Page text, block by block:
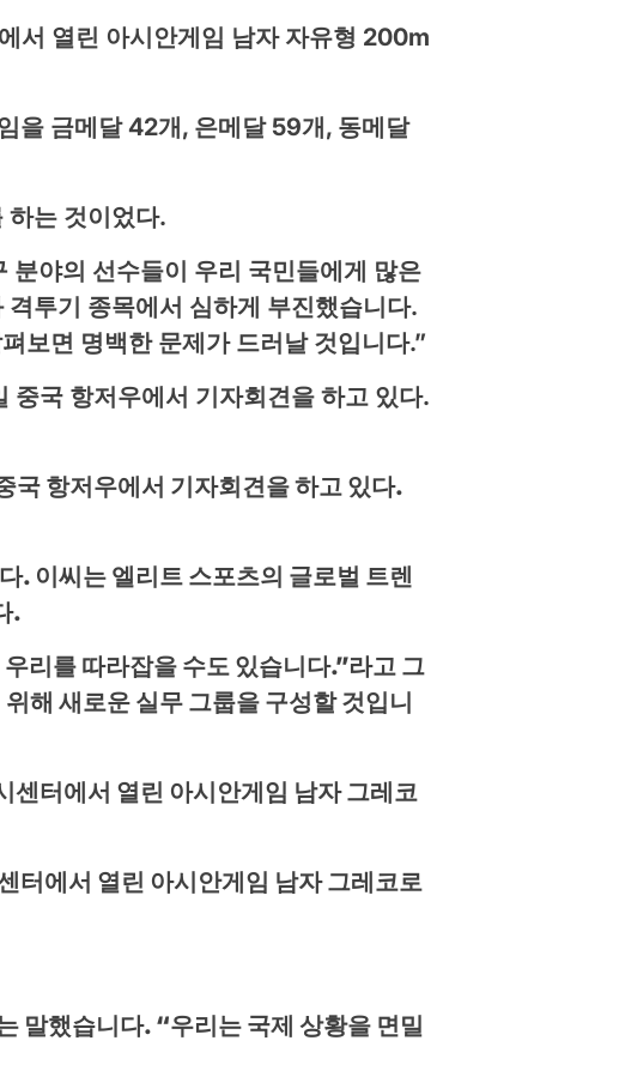
서 열린 아시안게임 남자 자유형 200m
을 금메달 42개, 은메달 59개, 동메달
는 것이었다.
분야의 선수들이 우리 국민들에게 많은
투기 종목에서 심하게 부진했습니다.
보면 명백한 문제가 드러날 것입니다.”
항저우에서 기자회견을 하고 있다.
. 이씨는 엘리트 스포츠의 글로벌 트렌
.
리를 따라잡을 수도 있습니다.”라고 그
해 새로운 실무 그룹을 구성할 것입니
터에서 열린 아시안게임 남자 그레코로
말했습니다. “우리는 국제 상황을 면밀